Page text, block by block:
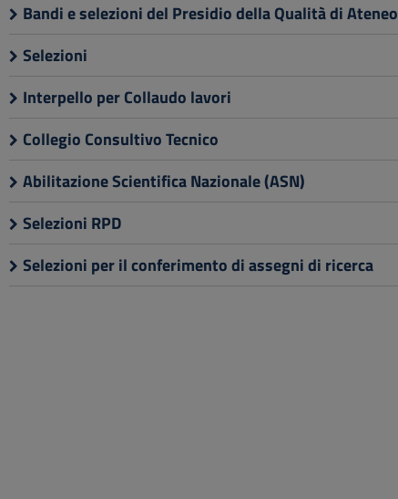
Bandi e selezioni del Presidio della Qualità di Ateneo
Selezioni
Interpello per Collaudo lavori
Collegio Consultivo Tecnico
Abilitazione Scientifica Nazionale (ASN)
Selezioni RPD
Selezioni per il conferimento di assegni di ricerca